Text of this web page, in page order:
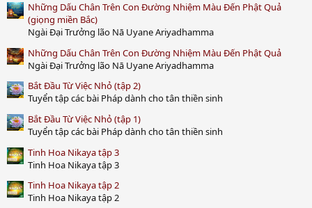
t
a
r
(
s
)
Những Dấu Chân Trên Con Đường Nhiệm Màu Đến Phật Quả
(giọng miền Bắc)
Ngài Đại Trưởng lão Nā Uyane Ariyadhamma
Những Dấu Chân Trên Con Đường Nhiệm Màu Đến Phật Quả
Ngài Đại Trưởng lão Nā Uyane Ariyadhamma
Bắt Đầu Từ Việc Nhỏ (tập 2)
Tuyển tập các bài Pháp dành cho tân thiền sinh
Bắt Đầu Từ Việc Nhỏ (tập 1)
Tuyển tập các bài Pháp dành cho tân thiền sinh
Tinh Hoa Nikaya tập 3
Tinh Hoa Nikaya tập 3
Tinh Hoa Nikaya tập 2
Tinh Hoa Nikaya tập 2